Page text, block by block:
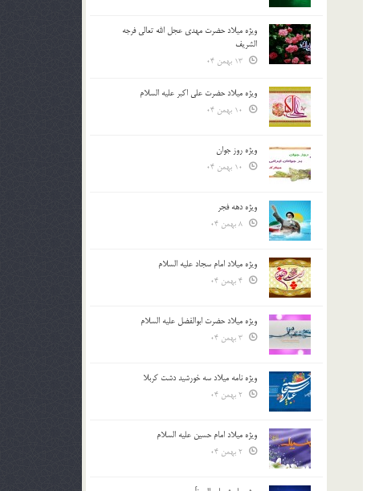
ویژه میلاد حضرت مهدی عجل الله تعالی فرجه
الشريف
ویژه میلاد حضرت علی اکبر علیه السلام
ویژه روز جوان
ویژه دهه فجر
ویژه میلاد امام سجاد علیه السلام
ویژه میلاد حضرت ابوالفضل علیه السلام
ویژه نامه میلاد سه خورشید دشت کربلا
ویژه میلاد امام حسین علیه السلام